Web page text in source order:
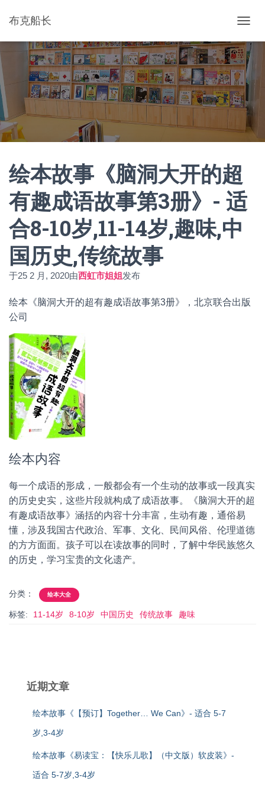
布克船长
换
导
航
绘本故事《脑洞大开的超
有趣成语故事第3册》- 适
合8-10岁,11-14岁,趣味,中
国历史,传统故事
于25 2 月, 2020由西虹市姐姐发布
绘本《脑洞大开的超有趣成语故事第3册》，北京联合出版
公司
绘本内容
每一个成语的形成，一般都会有一个生动的故事或一段真实
的历史史实，这些片段就构成了成语故事。《脑洞大开的超
有趣成语故事》涵括的内容十分丰富，生动有趣，通俗易
懂，涉及我国古代政治、军事、文化、民间风俗、伦理道德
的方方面面。孩子可以在读故事的同时，了解中华民族悠久
的历史，学习宝贵的文化遗产。
分类： 绘本大全
标签: 11-14岁 8-10岁 中国历史 传统故事 趣味
近期文章
绘本故事《【预订】Together… We Can》- 适合 5-7
岁,3-4岁
绘本故事《易读宝：【快乐儿歌】（中文版）软皮装》-
适合 5-7岁,3-4岁